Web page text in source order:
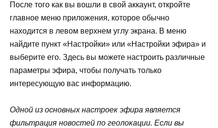
После того как вы вошли в свой аккаунт, откройте
главное меню приложения, которое обычно
находится в левом верхнем углу экрана. В меню
найдите пункт «Настройки» или «Настройки эфира» и
выберите его. Здесь вы можете настроить различные
параметры эфира, чтобы получать только
интересующую вас информацию.
Одной из основных настроек эфира является
фильтрация новостей по геолокации. Если вы